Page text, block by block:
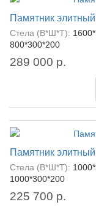
Памятник
Стела (В*Ш*Т):
800*300*200
289 000 р.
Памятник
Стела (В*Ш*Т):
1000*300*200
225 700 р.